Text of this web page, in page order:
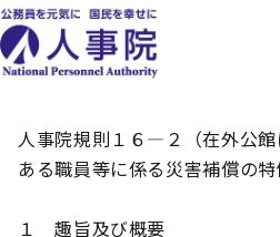
人事院規則１６―２（在外公
ある職員等に係る災害補償の
１ 趣旨及び概要